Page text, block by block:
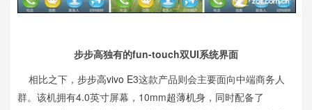
步步高独有的fun-touch双UI系统界面
相比之下， 步步高vivo E3这款产品则会主要面向中端商务人
群。该机拥有4.0英寸屏幕，10mm超薄机身，同时配备了